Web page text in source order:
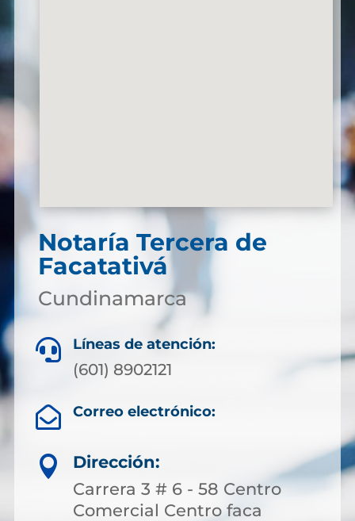
Notaría Tercera de
Facatativá
Cundinamarca
 Líneas de atención:
(601) 8902121
 Correo electrónico:

Dirección:
Carrera 3 # 6 - 58 Centro
Comercial Centro faca